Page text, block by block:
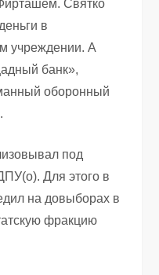
Святко
в
учреждении. А
банк»,
оборонный
под
Для этого в
на довыборах в
фракцию